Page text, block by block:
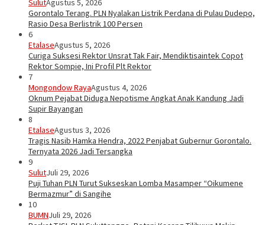
SulutAgustus 5, 2026
Gorontalo Terang. PLN Nyalakan Listrik Perdana di Pulau Dudepo,
Rasio Desa Berlistrik 100 Persen
6
EtalaseAgustus 5, 2026
Curiga Suksesi Rektor Unsrat Tak Fair, Mendiktisaintek Copot
Rektor Sompie, Ini Profil Plt Rektor
7
Mongondow RayaAgustus 4, 2026
Oknum Pejabat Diduga Nepotisme Angkat Anak Kandung Jadi
Supir Bayangan
8
EtalaseAgustus 3, 2026
Tragis Nasib Hamka Hendra, 2022 Penjabat Gubernur Gorontalo.
Ternyata 2026 Jadi Tersangka
9
SulutJuli 29, 2026
Puji Tuhan PLN Turut Sukseskan Lomba Masamper “Oikumene
Bermazmur” di Sangihe
10
BUMNJuli 29, 2026